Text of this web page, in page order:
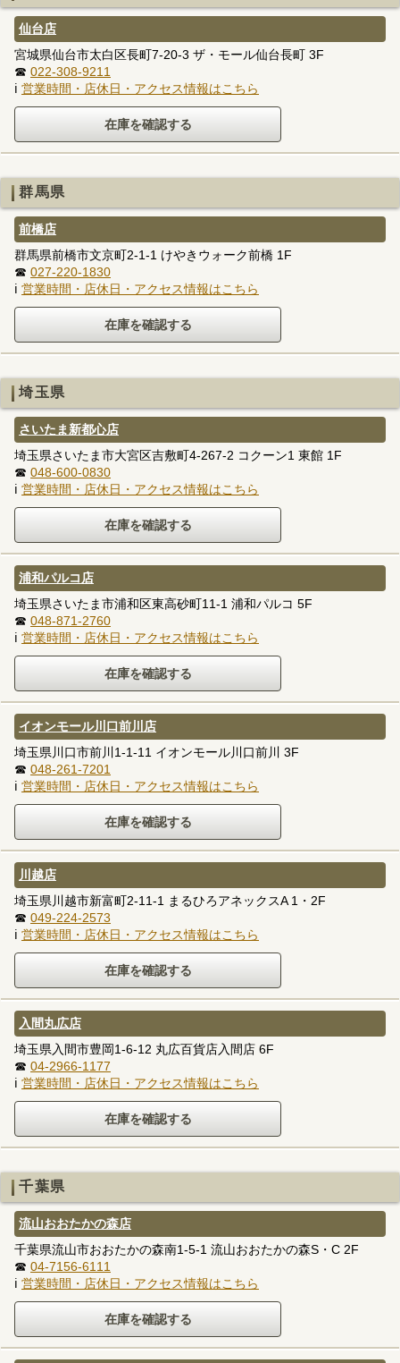
仙台店
宮城県仙台市太白区長町7-20-3 ザ・モール仙台長町 3F
☎ 022-308-9211
ℹ 営業時間・店休日・アクセス情報はこちら
群馬県
前橋店
群馬県前橋市文京町2-1-1 けやきウォーク前橋 1F
☎ 027-220-1830
ℹ 営業時間・店休日・アクセス情報はこちら
埼玉県
さいたま新都心店
埼玉県さいたま市大宮区吉敷町4-267-2 コクーン1 東館 1F
☎ 048-600-0830
ℹ 営業時間・店休日・アクセス情報はこちら
浦和パルコ店
埼玉県さいたま市浦和区東高砂町11-1 浦和パルコ 5F
☎ 048-871-2760
ℹ 営業時間・店休日・アクセス情報はこちら
イオンモール川口前川店
埼玉県川口市前川1-1-11 イオンモール川口前川 3F
☎ 048-261-7201
ℹ 営業時間・店休日・アクセス情報はこちら
川越店
埼玉県川越市新富町2-11-1 まるひろアネックスA 1・2F
☎ 049-224-2573
ℹ 営業時間・店休日・アクセス情報はこちら
入間丸広店
埼玉県入間市豊岡1-6-12 丸広百貨店入間店 6F
☎ 04-2966-1177
ℹ 営業時間・店休日・アクセス情報はこちら
千葉県
流山おおたかの森店
千葉県流山市おおたかの森南1-5-1 流山おおたかの森S・C 2F
☎ 04-7156-6111
ℹ 営業時間・店休日・アクセス情報はこちら